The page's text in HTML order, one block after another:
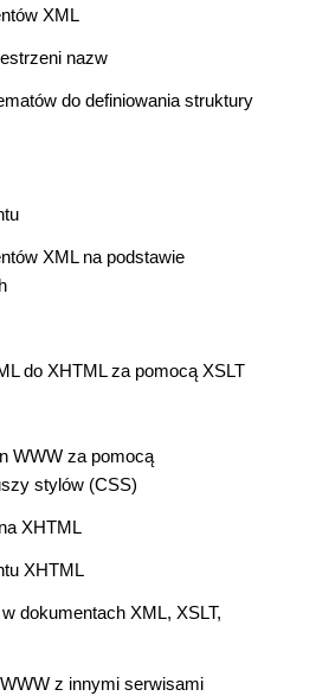
XML
nazw
do definiowania struktury
XML na podstawie
do XHTML za pomocą XSLT
WWW za pomocą
stylów (CSS)
XHTML
XHTML
dokumentach XML, XSLT,
z innymi serwisami